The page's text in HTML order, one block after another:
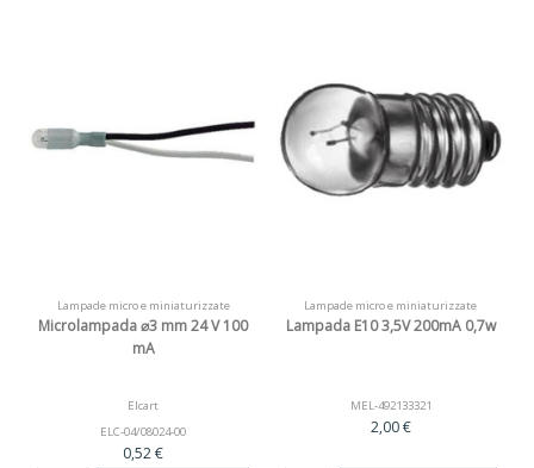
Lampade micro e miniaturizzate
Microlampada ⌀3 mm 24 V 100
mA
Elcart
ELC-04/08024-00
0,52 €
Lampade micro e miniaturizzate
Lampada E10 3,5V 200mA 0,7w
MEL-492133321
2,00 €